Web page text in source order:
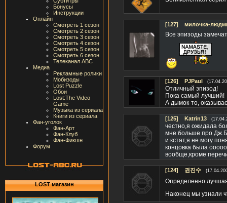
Бонусы
Инструкции
Онлайн
Смотреть 1 сезон
Смотреть 2 сезон
Смотреть 3 сезон
Смотреть 4 сезон
Смотреть 5 сезон
Смотреть 6 сезон
Телеканал ABC
Медиа
Рекламные ролики
Мобизоды
Lost Puzzle
Обои
Lost:The Video
Game
Музыка из сериала
Книги из сериала
Фан-уголок
Фан-Арт
Фан-Клуб
Фан-Фикшн
Форум
LOST магазин
[127] милочка-
Все эпизоды
[126] PJPaul
Отличный эпизод!
Пока самый лучший!
А дымок-то,
[125] Katrin13
честно,я ожидала
мне больше про
и кстат,я не могу
концовка была
вообще,кроме
[124] 권진수
Определенно
Наконец мы узнали